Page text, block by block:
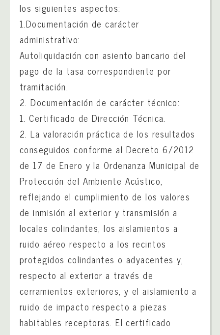
los siguientes aspectos:
1.Documentación de carácter
administrativo:
Autoliquidación con asiento bancario del
pago de la tasa correspondiente por
tramitación.
2. Documentación de carácter técnico:
1. Certificado de Dirección Técnica.
2. La valoración práctica de los resultados
conseguidos conforme al Decreto 6/2012
de 17 de Enero y la Ordenanza Municipal de
Protección del Ambiente Acústico,
reflejando el cumplimiento de los valores
de inmisión al exterior y transmisión a
locales colindantes, los aislamientos a
ruido aéreo respecto a los recintos
protegidos colindantes o adyacentes y,
respecto al exterior a través de
cerramientos exteriores, y el aislamiento a
ruido de impacto respecto a piezas
habitables receptoras. El certificado